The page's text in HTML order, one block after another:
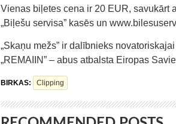
Vienas biļetes cena ir 20 EUR, savukārt
„Biļešu servisa” kasēs un
„Skaņu mežs” ir dalībnieks
„REMAIIN” – abus atbalsta Eiropas
BIRKAS: Clipping